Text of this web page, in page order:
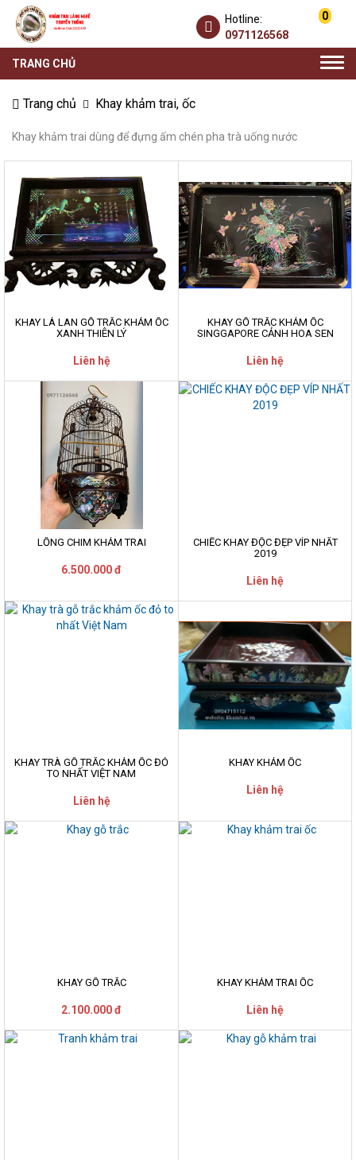
0
Hotline:
0971126568
TRANG CHỦ
Trang chủ Khay khảm trai, ốc
Khay khảm trai dùng để đựng ấm chén pha trà uống nước
KHAY LÁ LAN GỖ TRẮC KHẢM ỐC
XANH THIÊN LÝ
Liên hệ
KHAY GỖ TRẮC KHẢM ỐC
SINGGAPORE CẢNH HOA SEN
Liên hệ
LỒNG CHIM KHẢM TRAI
6.500.000 đ
CHIẾC KHAY ĐỘC ĐẸP VÍP NHẤT
2019
Liên hệ
KHAY TRÀ GỖ TRẮC KHẢM ỐC ĐỎ
TO NHẤT VIỆT NAM
Liên hệ
KHAY KHẢM ỐC
Liên hệ
KHAY GỖ TRẮC
2.100.000 đ
KHAY KHẢM TRAI ỐC
Liên hệ